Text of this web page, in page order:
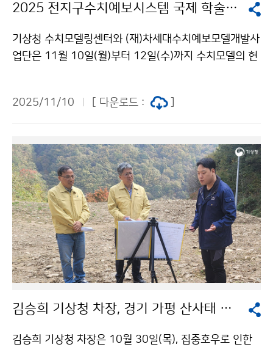
2025 전지구수치예보시스템 국제 학술회의(KIAPS)
기상청 수치모델링센터와 (재)차세대수치예보모델개발사
업단은 11월 10일(월)부터 12일(수)까지 수치모델의 현
번 학술회의에는 우리나라를 비롯해 세계 최고 수준의 수
문가들이 참석하여 최신 연구 결과 발표와 기상 예측 기술
향상을 논의할 예정이다.
2025/11/10 [ 다운로드 :
김승희 기상청 차장, 경기 가평 산사태 발생지역 현장 방문
김승희 기상청 차장은 10월 30일(목), 집중호우로 인한